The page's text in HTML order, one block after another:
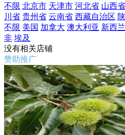
不限 北京市 天津市 河北省 山西省
川省 贵州省 云南省 西藏自治区
不限 美国 加拿大 澳大利亚 新西兰
非 埃及
没有相关店铺
赞助推广